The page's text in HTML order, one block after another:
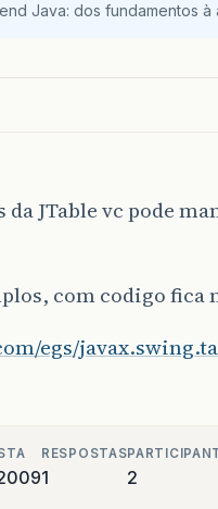
Java: dos fundamentos à
JTable vc pode
com codigo
egs/
RESPOSTAS
1 2